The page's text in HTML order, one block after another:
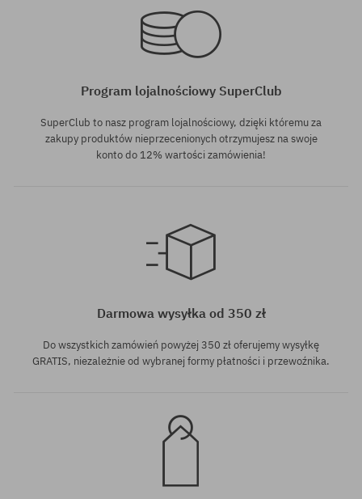
L; XL
Dostępne rozmiary:
Program lojalnościowy SuperClub
SuperClub to nasz program lojalnościowy, dzięki któremu za
zakupy produktów nieprzecenionych otrzymujesz na swoje
konto do 12% wartości zamówienia!
Darmowa wysyłka od 350 zł
Do wszystkich zamówień powyżej 350 zł oferujemy wysyłkę
GRATIS, niezależnie od wybranej formy płatności i przewoźnika.